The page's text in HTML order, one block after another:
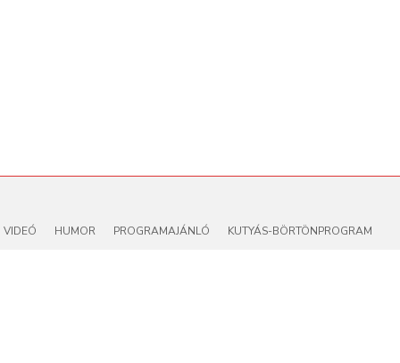
VIDEÓ HUMOR PROGRAMAJÁNLÓ KUTYÁS-BÖRTÖNPROGRAM